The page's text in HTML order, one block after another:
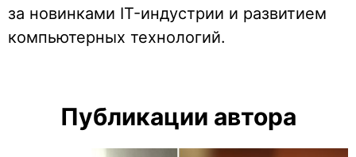
за новинками IT-индустрии и развитием
компьютерных технологий.
Публикации автора